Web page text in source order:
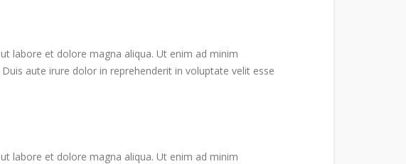
labore et dolore magna aliqua. Ut enim ad minim
aute irure dolor in reprehenderit in voluptate velit esse
labore et dolore magna aliqua. Ut enim ad minim